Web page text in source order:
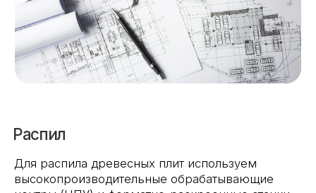
Присадочные операции (сверление, выборка
пазов, четвертей и тд.) проводятся на
высокоточном оборудовании с ЧПУ. Это
гарантируетправильное позиционирование
отверстий, а значит, лёгкую и быструю сборку
без перекосов.